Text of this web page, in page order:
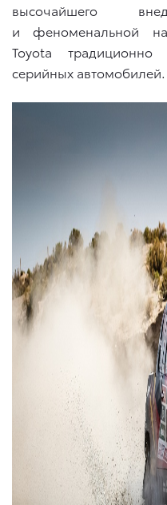
высочайшего
и феноменальной
Toyota
серийных автомобилей.